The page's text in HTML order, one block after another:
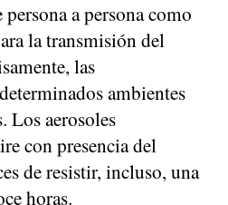
a persona como
la transmisión del
las
ambientes
Los aerosoles
con presencia del
de resistir, incluso, una
horas.